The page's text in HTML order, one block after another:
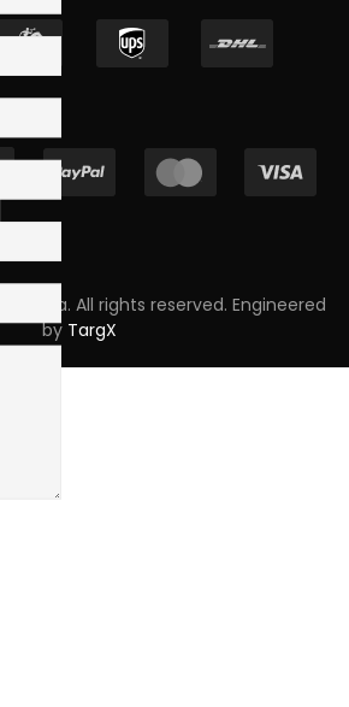
Lda. All rights reserved. Engineered
by TargX